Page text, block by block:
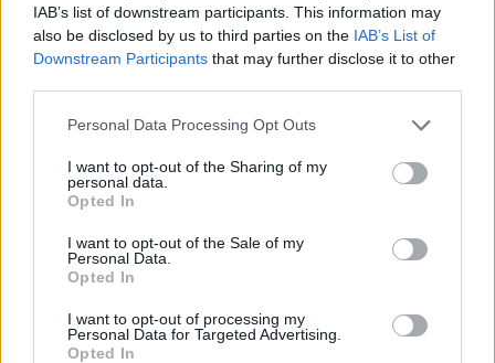
IAB’s list of downstream participants. This information may
also be disclosed by us to third parties on the IAB’s List of
Downstream Participants that may further disclose it to other
Personal Data Processing Opt Outs
I want to opt-out of the Sharing of my
personal data.
Opted In
I want to opt-out of the Sale of my
Personal Data.
Opted In
I want to opt-out of processing my
Personal Data for Targeted Advertising.
Opted In
R
A D
A
A
R D
A
A
T A
R
D R
A
A T A
R
A R
Í
R A